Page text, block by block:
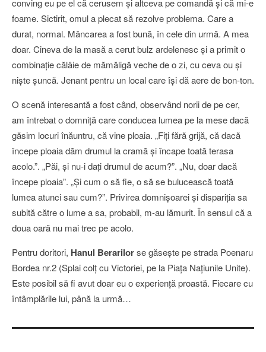
conving eu pe el că cerusem şi altceva pe comandă şi că mi-e
foame. Sictirit, omul a plecat să rezolve problema. Care a
durat, normal. Mâncarea a fost bună, în cele din urmă. A mea
doar. Cineva de la masă a cerut bulz ardelenesc şi a primit o
combinaţie călâie de mămăligă veche de o zi, cu ceva ou şi
nişte şuncă. Jenant pentru un local care îşi dă aere de bon-ton.
O scenă interesantă a fost când, observând norii de pe cer,
am întrebat o domniţă care conducea lumea pe la mese dacă
găsim locuri înăuntru, că vine ploaia. „Fiţi fără grijă, că dacă
începe ploaia dăm drumul la cramă şi încape toată terasa
acolo.”. „Păi, şi nu-i daţi drumul de acum?”. „Nu, doar dacă
începe ploaia”. „Şi cum o să fie, o să se bulucească toată
lumea atunci sau cum?”. Privirea domnişoarei şi dispariţia sa
subită către o lume a sa, probabil, m-au lămurit. În sensul că a
doua oară nu mai trec pe acolo.
Pentru doritori, Hanul Berarilorse găseşte pe strada Poenaru
Bordea nr.2 (Splai colţ cu Victoriei, pe la Piaţa Naţiunile Unite).
Este posibil să fi avut doar eu o experienţă proastă. Fiecare cu
întâmplările lui, până la urmă…